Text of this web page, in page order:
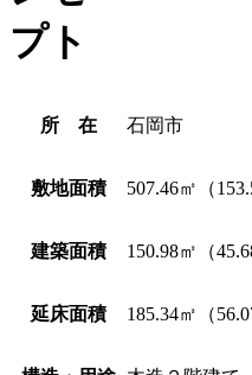
所 在 石岡市
敷地面積 507.46㎡（
建築面積 150.98㎡（
延床面積 185.34㎡（